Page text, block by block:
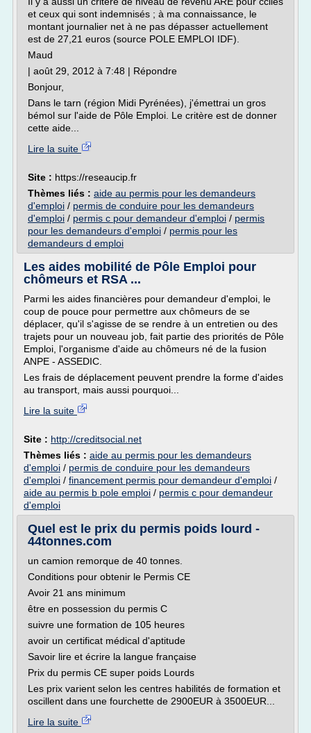
et ceux qui sont indemnisés ; à ma connaissance, le
montant journalier net à ne pas dépasser actuellement
est de 27,21 euros (source POLE EMPLOI IDF).
Maud
| août 29, 2012 à 7:48 | Répondre
Bonjour,
Dans le tarn (région Midi Pyrénées), j'émettrai un gros
bémol sur l'aide de Pôle Emploi. Le critère est de donner
cette aide...
Lire la suite
Site : https://reseaucip.fr
Thèmes liés : aide au permis pour les demandeurs
d'emploi / permis de conduire pour les demandeurs
d'emploi / permis c pour demandeur d'emploi / permis
pour les demandeurs d'emploi / permis pour les
demandeurs d emploi
Les aides mobilité de Pôle Emploi pour
chômeurs et RSA ...
Parmi les aides financières pour demandeur d'emploi, le
coup de pouce pour permettre aux chômeurs de se
déplacer, qu'il s'agisse de se rendre à un entretien ou des
trajets pour un nouveau job, fait partie des priorités de Pôle
Emploi, l'organisme d'aide au chômeurs né de la fusion
ANPE - ASSEDIC.
Les frais de déplacement peuvent prendre la forme d'aides
au transport, mais aussi pourquoi...
Lire la suite
Site : http://creditsocial.net
Thèmes liés : aide au permis pour les demandeurs
d'emploi / permis de conduire pour les demandeurs
d'emploi / financement permis pour demandeur d'emploi /
aide au permis b pole emploi / permis c pour demandeur
d'emploi
Quel est le prix du permis poids lourd -
44tonnes.com
un camion remorque de 40 tonnes.
Conditions pour obtenir le Permis CE
Avoir 21 ans minimum
être en possession du permis C
suivre une formation de 105 heures
avoir un certificat médical d'aptitude
Savoir lire et écrire la langue française
Prix du permis CE super poids Lourds
Les prix varient selon les centres habilités de formation et
oscillent dans une fourchette de 2900EUR à 3500EUR...
Lire la suite